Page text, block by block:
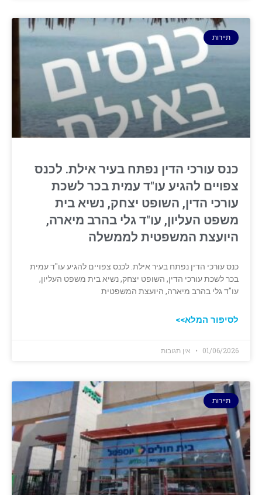
תיירות
כנס עורכי הדין נפתח בעיר אילת. לכנס
צפויים להגיע עו"ד עמית בכר לשכת
עורכי הדין, השופט יצחק, נשיא בית
משפט העליון, עו"ד גלי בהרב מיארה,
היועצת המשפטית לממשלה
כנס עורכי הדין נפתח בעיר אילת. לכנס צפויים להגיע עו"ד עמית
בכר לשכת עורכי הדין, השופט יצחק, נשיא בית משפט העליון,
עו"ד גלי בהרב מיארה, היועצת המשפטית
לסיפור המלא>>
01/06/2026 אין תגובות
תיירות